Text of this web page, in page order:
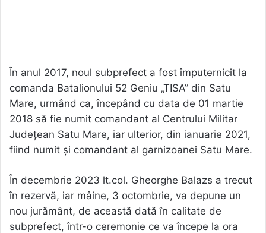
În anul 2017, noul subprefect a fost împuternicit la
comanda Batalionului 52 Geniu „TISA” din Satu
Mare, urmând ca, începând cu data de 01 martie
2018 să fie numit comandant al Centrului Militar
Județean Satu Mare, iar ulterior, din ianuarie 2021,
fiind numit și comandant al garnizoanei Satu Mare.
În decembrie 2023 lt.col. Gheorghe Balazs a trecut
în rezervă, iar mâine, 3 octombrie, va depune un
nou jurământ, de această dată în calitate de
subprefect, într-o ceremonie ce va începe la ora